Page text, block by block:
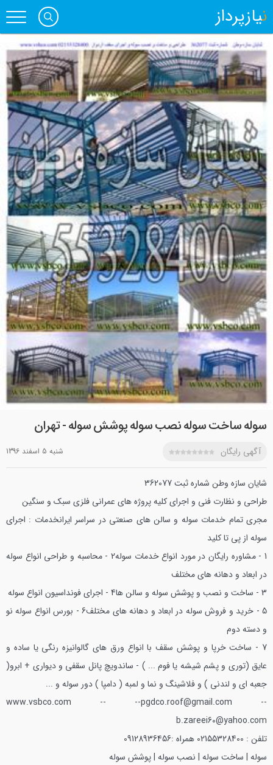
نیازپرداز
سوله ساخت سوله نصب سوله پوشش سوله - تهران
آگهی رایگان شنبه 5 اسفند 1396
شايان سازه وطن شماره ثبت 362077
طراحي و نظارت فني و اجراي كليه پروژه هاي عمراني فلزي سبك و سنگين
مجري تمام خدمات سوله و سالن هاي صنعتي در سراسر ايرانخدمات : اجراي
سوله از پي تا كليد
1 - مشاوره رايگان در مورد انواع خدمات سوله
2 - محاسبه و طراحي انواع سوله
در ابعاد و دهانه هاي مختلف
3 - ساخت و نصب و پوشش سوله و سالن ها
4 - اجراي فونداسيون انواع سوله
5 - خريد و فروش سوله در ابعاد و دهانه هاي مختلف
6 - بورس انواع سوله نو
و دسته دوم
7 - ساخت خرپا و پوشش سقف با انواع ورق هاي گالوانيزه رنگي يا ساده و
عايق (توري و پشم شيشه يا فوم ... ) - ساندويچ پانل سقفي و ديواري + ابرو(
جعبه اي و لندني ) و فلاشينگ و نما و لمبه ( دامپا ) دور سوله و ...
www.vsbco.com -- --pgdco.roof@gmail.com --
b.zareei60@yahoo.com
تلفن : 02155328400 همراه :09128936456
سوله | ساخت سوله | نصب سوله | پوشش سوله